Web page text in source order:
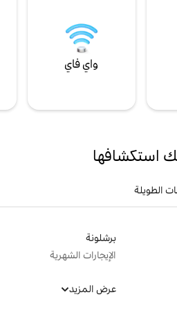
واي فاي
استكشافها
الطويلة
برشلونة
الإيجارات الشهرية
عرض المزيد